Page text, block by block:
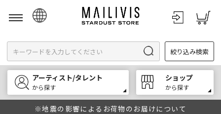
English
한국어
中文
絞り込み検索
アーティスト/タレント
から探す
ショップ
から探す
※地震の影響によるお荷物のお届けについて